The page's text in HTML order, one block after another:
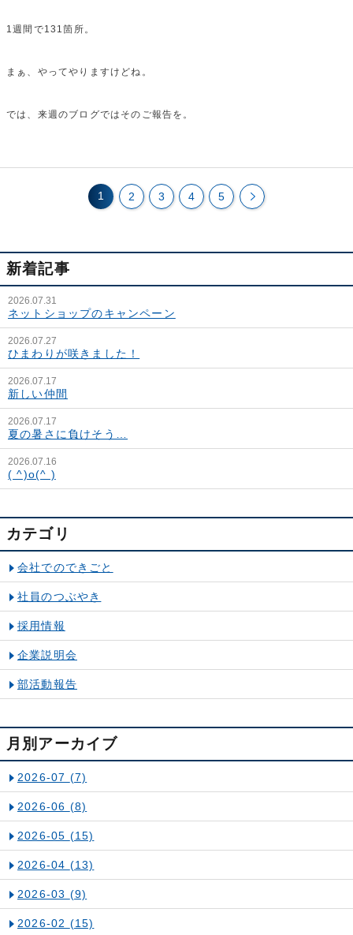
1週間で131箇所。
まぁ、やってやりますけどね。
では、来週のブログではそのご報告を。
1 2 3 4 5
新着記事
2026.07.31
ネットショップのキャンペーン
2026.07.27
ひまわりが咲きました！
2026.07.17
新しい仲間
2026.07.17
夏の暑さに負けそう…
2026.07.16
( ^)o(^ )
カテゴリ
会社でのできごと
社員のつぶやき
採用情報
企業説明会
部活動報告
月別アーカイブ
2026-07 (7)
2026-06 (8)
2026-05 (15)
2026-04 (13)
2026-03 (9)
2026-02 (15)